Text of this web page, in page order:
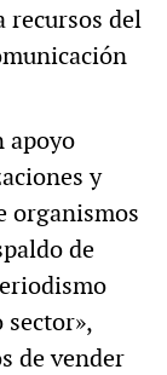
recursos del
apoyo
y
organismos
de
de vender